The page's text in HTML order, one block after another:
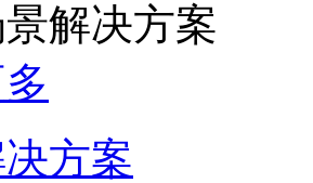
解决方案
方案